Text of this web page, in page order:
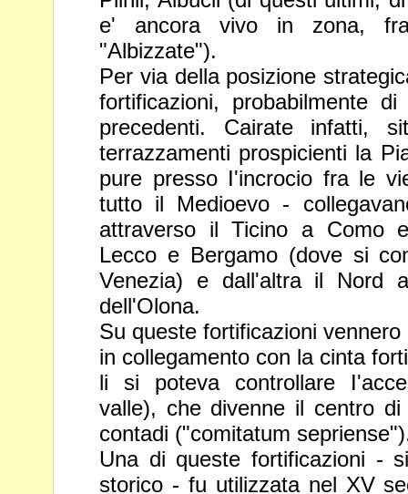
e' ancora vivo in zona,
"Albizzate").
Per via della posizione
fortificazioni, probabilmente
precedenti. Cairate infatti,
terrazzamenti prospicienti la
pure presso I'incrocio fra le
tutto il Medioevo -
attraverso il Ticino a Como
Lecco e Bergamo (dove si
Venezia) e dall'altra il Nord
dell'Olona.
Su queste fortificazioni
in collegamento con la cinta
li si poteva controllare
valle), che divenne il centro
contadi ("comitatum
Una di queste fortificazioni -
storico - fu utilizzata nel XV